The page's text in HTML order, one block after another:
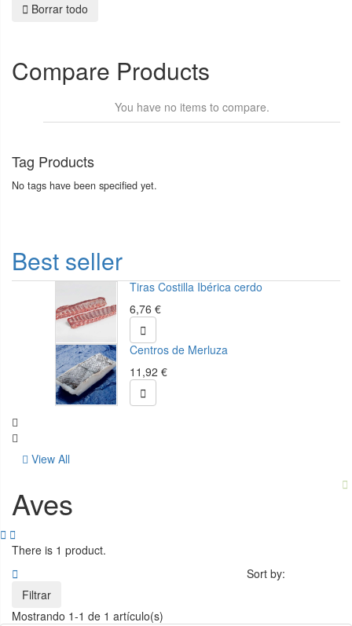
 Borrar todo
Compare Products
You have no items to compare.
Tag Products
No tags have been specified yet.
Best seller
Tiras Costilla Ibérica cerdo
6,76 €

Centros de Merluza
11,92 €

View All
Aves
 
There is 1 product.
Sort by:

Filtrar
Mostrando 1-1 de 1 artículo(s)
